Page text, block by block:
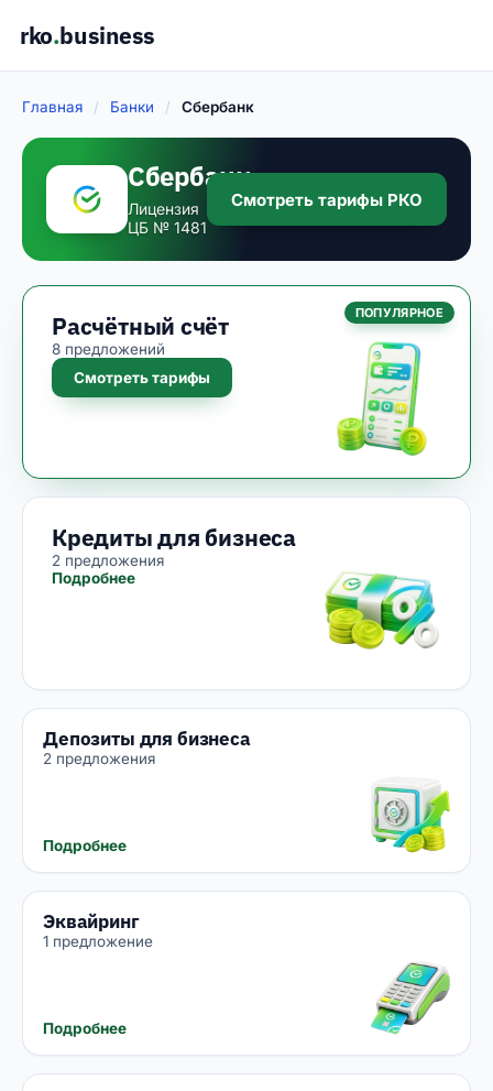
rko.business
Главная / Банки / Сбербанк
Сбербанк
Лицензия
ЦБ № 1481
Смотреть тарифы РКО
Расчётный счёт
8 предложений
Смотреть тарифы
ПОПУЛЯРНОЕ
Кредиты для бизнеса
2 предложения
Подробнее
Депозиты для бизнеса
2 предложения
Подробнее
Эквайринг
1 предложение
Подробнее